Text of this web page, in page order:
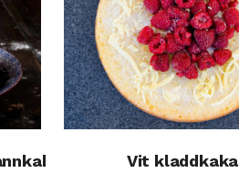
Vit kladdkaka